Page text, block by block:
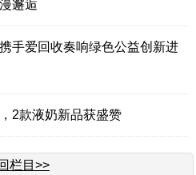
邂逅
手爱回收奏响绿色公益创新进
2款液奶新品获盛赞
栏目>>